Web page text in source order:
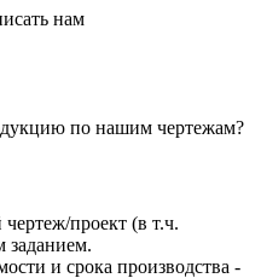
нам
по нашим чертежам?
проект (в т.ч.
заданием.
и срока производства -